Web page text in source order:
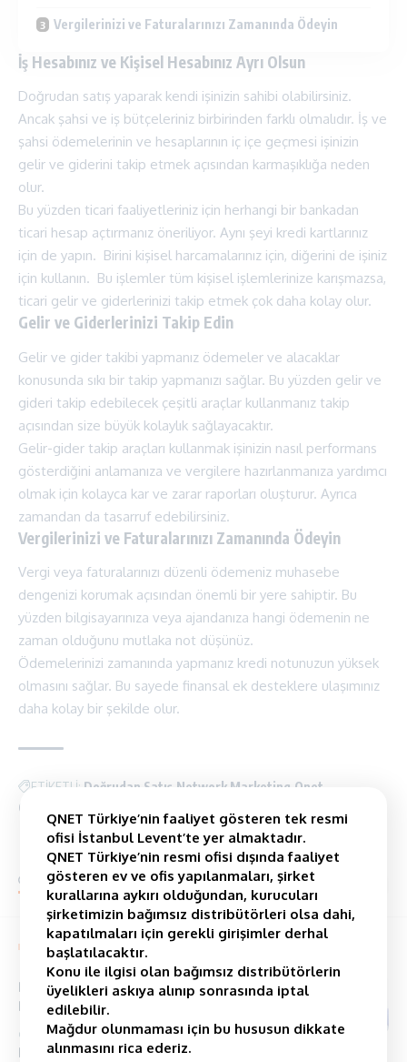
Vergilerinizi ve Faturalarınızı Zamanında Ödeyin
İş Hesabınız ve Kişisel Hesabınız Ayrı Olsun
Doğrudan satış yaparak kendi işinizin sahibi olabilirsiniz.
Ancak şahsi ve iş bütçeleriniz birbirinden farklı olmalıdır. İş ve
şahsi ödemelerinin ve hesaplarının iç içe geçmesi işinizin
gelir ve giderini takip etmek açısından karmaşıklığa neden
olur.
Bu yüzden ticari faaliyetleriniz için herhangi bir bankadan
ticari hesap açtırmanız öneriliyor. Aynı şeyi kredi kartlarınız
için de yapın. Birini kişisel harcamalarınız için, diğerini de işiniz
için kullanın. Bu işlemler tüm kişisel işlemlerinize karışmazsa,
ticari gelir ve giderlerinizi takip etmek çok daha kolay olur.
Gelir ve Giderlerinizi Takip Edin
Gelir ve gider takibi yapmanız ödemeler ve alacaklar
konusunda sıkı bir takip yapmanızı sağlar. Bu yüzden gelir ve
gideri takip edebilecek çeşitli araçlar kullanmanız takip
açısından size büyük kolaylık sağlayacaktır.
Gelir-gider takip araçları kullanmak işinizin nasıl performans
gösterdiğini anlamanıza ve vergilere hazırlanmanıza yardımcı
olmak için kolayca kar ve zarar raporları oluşturur. Ayrıca
zamandan da tasarruf edebilirsiniz.
Vergilerinizi ve Faturalarınızı Zamanında Ödeyin
Vergi veya faturalarınızı düzenli ödemeniz muhasebe
dengenizi korumak açısından önemli bir yere sahiptir. Bu
yüzden bilgisayarınıza veya ajandanıza hangi ödemenin ne
zaman olduğunu mutlaka not düşünüz.
Ödemelerinizi zamanında yapmanız kredi notunuzun yüksek
olmasını sağlar. Bu sayede finansal ek desteklere ulaşımınız
daha kolay bir şekilde olur.
ETİKETLİ: Doğrudan Satış Network Marketing Qnet
QNET Türkiye
You Might also Like
Derin Bir Nefes Alın, Çünkü Hergün Yeni Bir
Başlangıçtır
1 Minimum Okuma
Başarı Hikayeleri- Erkan Gürbüz
QNET Türkiye’nin faaliyet gösteren tek resmi
ofisi İstanbul Levent’te yer almaktadır.
QNET Türkiye’nin resmi ofisi dışında faaliyet
gösteren ev ve ofis yapılanmaları, şirket
kurallarına aykırı olduğundan, kurucuları
şirketimizin bağımsız distribütörleri olsa dahi,
kapatılmaları için gerekli girişimler derhal
başlatılacaktır.
Konu ile ilgisi olan bağımsız distribütörlerin
üyelikleri askıya alınıp sonrasında iptal
edilebilir.
Mağdur olunmaması için bu hususun dikkate
alınmasını rica ederiz.